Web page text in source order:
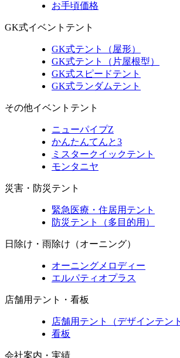
お手頃価格
GK式イベントテント
GK式テント（屋形）
GK式テント（片屋根型）
GK式スピードテント
GK式ランダムテント
その他イベントテント
ニューパイプZ
かんたんてんと3
ミスタークイックテント
モンタニヤ
災害・防災テント
緊急医療・住居用テント
防災テント（多目的用）
日除け・雨除け（オーニング）
オーニングメロディー
エルパティオプラス
店舗用テント・看板
店舗用テント（デザインテント
看板
会社案内・実績